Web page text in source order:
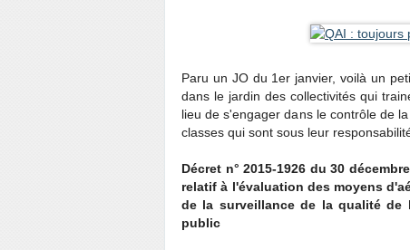
Paru un JO du 1er janvier, voilà un
dans le jardin des collectivités qui
lieu de s'engager dans le contrôle de
classes qui sont sous leur
Décret n° 2015-1926 du 30
relatif à l'évaluation des moyens
de la surveillance de la qualité de
public